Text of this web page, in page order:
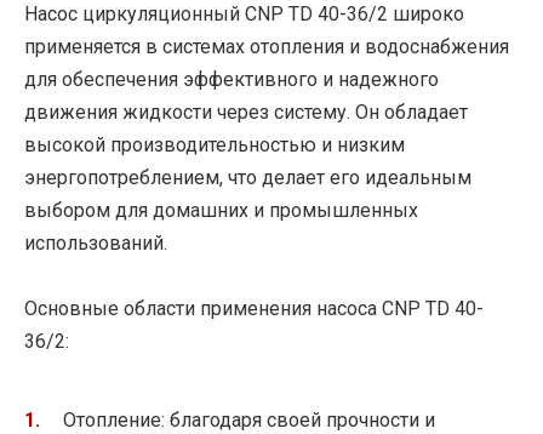
Насос циркуляционный CNP TD 40-36/2 широко
применяется в системах отопления и водоснабжения
для обеспечения эффективного и надежного
движения жидкости через систему. Он обладает
высокой производительностью и низким
энергопотреблением, что делает его идеальным
выбором для домашних и промышленных
использований.
Основные области применения насоса CNP TD 40-
36/2:
Отопление: благодаря своей прочности и